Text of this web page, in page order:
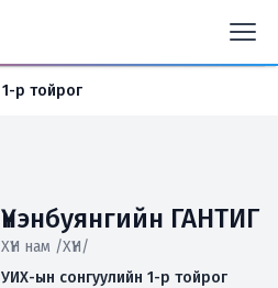
1-р тойрог
Үнэнбуянгийн ГАНТИГ
ХҮН нам /ХҮН/
УИХ-ын сонгуулийн 1-р тойрог